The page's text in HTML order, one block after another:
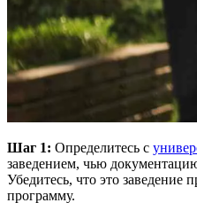
Шаг 1: Определитесь с
заведением, чью
Убедитесь, что это заведение
программу.